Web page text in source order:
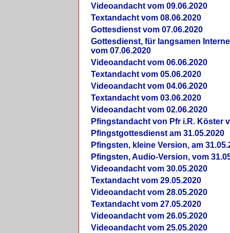
Videoandacht vom 09.06.2020
Textandacht vom 08.06.2020
Gottesdienst vom 07.06.2020
Gottesdienst, für langsamen
vom 07.06.2020
Videoandacht vom 06.06.2020
Textandacht vom 05.06.2020
Videoandacht vom 04.06.2020
Textandacht vom 03.06.2020
Videoandacht vom 02.06.2020
Pfingstandacht von Pfr i.R. Köster
Pfingstgottesdienst am 31.05.2020
Pfingsten, kleine Version, am
Pfingsten, Audio-Version, vom
Videoandacht vom 30.05.2020
Textandacht vom 29.05.2020
Videoandacht vom 28.05.2020
Textandacht vom 27.05.2020
Videoandacht vom 26.05.2020
Videoandacht vom 25.05.2020